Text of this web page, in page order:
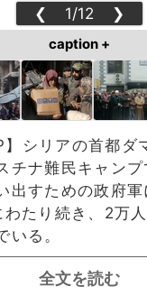
❮ 1/12 ❯
caption +
】シリアの首都ダ
チナ難民キャン
出すための政府
たり続き、2万
いる。
全文を読む